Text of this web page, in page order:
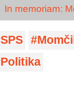
In memoriam:
SPS
Politika